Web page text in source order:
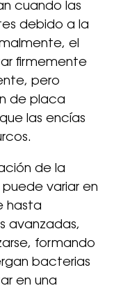
cuando las
debido a la
el
firmemente
pero
de placa
las encías
de la
variar en
hasta
avanzadas,
formando
bacterias
en una